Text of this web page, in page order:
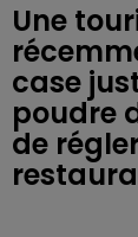
Une
case
poudre
de